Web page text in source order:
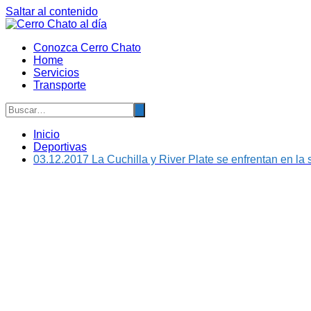
Saltar al contenido
Conozca Cerro Chato
Home
Servicios
Transporte
Inicio
Deportivas
03.12.2017 La Cuchilla y River Plate se enfrentan en la